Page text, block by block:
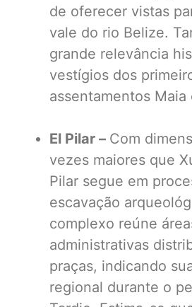
de oferecer vistas
vale do rio Belize.
grande relevância
vestígios dos
assentamentos Maia
El Pilar – Com
vezes maiores que
Pilar segue em
escavação
complexo reúne
administrativas
praças, indicando
regional durante o